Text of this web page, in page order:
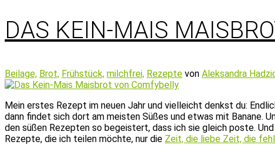
DAS KEIN-MAIS
Beilage, Brot, Frühstück, milchfrei, Rezepte von Aleksandra
Mein erstes Rezept im neuen Jahr und vielleicht denkst du:
dann findet sich dort am meisten Süßes und etwas mit Banane.
den süßen Rezepten so begeistert, dass ich sie gleich poste.
Rezepte, die ich teilen möchte, nur die Zeit, die liebe Zeit, die